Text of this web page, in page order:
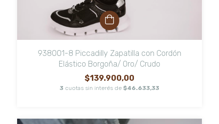
938001-8 Piccadilly Zapatilla con Cordón
Elástico Borgoña/ Oro/ Crudo
$139.900,00
3 cuotas sin interés de $46.633,33